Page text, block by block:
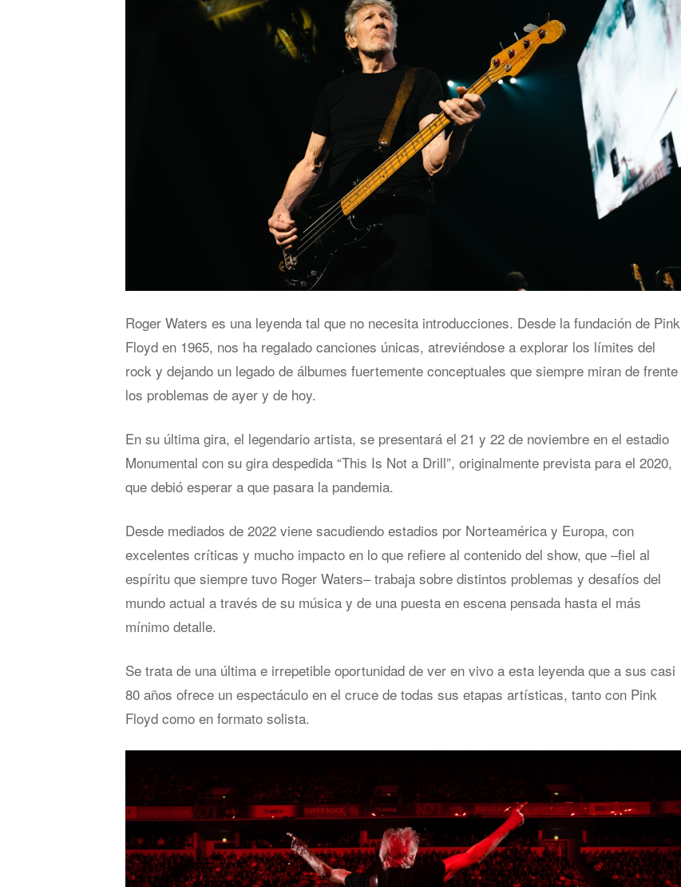
Roger Waters es una leyenda tal que no necesita introducciones. Desde la fundación de Pink
Floyd en 1965, nos ha regalado canciones únicas, atreviéndose a explorar los límites del
rock y dejando un legado de álbumes fuertemente conceptuales que siempre miran de frente
los problemas de ayer y de hoy.
En su última gira, el legendario artista, se presentará el 21 y 22 de noviembre en el estadio
Monumental con su gira despedida “This Is Not a Drill”, originalmente prevista para el 2020,
que debió esperar a que pasara la pandemia.
Desde mediados de 2022 viene sacudiendo estadios por Norteamérica y Europa, con
excelentes críticas y mucho impacto en lo que refiere al contenido del show, que –fiel al
espíritu que siempre tuvo Roger Waters– trabaja sobre distintos problemas y desafíos del
mundo actual a través de su música y de una puesta en escena pensada hasta el más
mínimo detalle.
Se trata de una última e irrepetible oportunidad de ver en vivo a esta leyenda que a sus casi
80 años ofrece un espectáculo en el cruce de todas sus etapas artísticas, tanto con Pink
Floyd como en formato solista.